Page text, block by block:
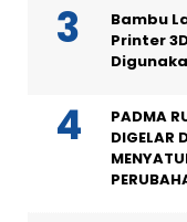
Bambu
Printer
PADMA
DIGELAR